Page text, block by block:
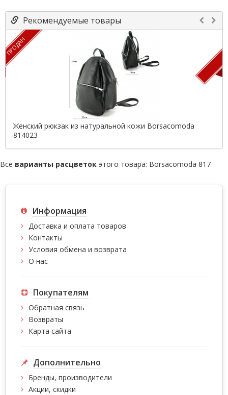
Рекомендуемые товары
ПРОДАН
Женский рюкзак из натуральной кожи Borsacomoda
814023
Все варианты расцветок этого товара: Borsacomoda 817
Информация
Доставка и оплата товаров
Контакты
Условия обмена и возврата
О нас
Покупателям
Обратная связь
Возвраты
Карта сайта
Дополнительно
Бренды, производители
Акции, скидки